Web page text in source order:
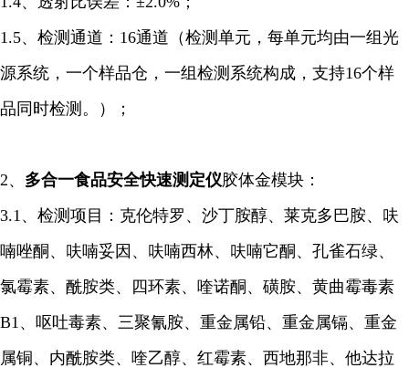
1.5、检测通道：16通道（检测单元，每单元均由一组光
源系统，一个样品仓，一组检测系统构成，支持16个样
品同时检测。）；
2、 多合一食品安全快速测定仪胶体金模块：
3.1、检测项目：克伦特罗、沙丁胺醇、莱克多巴胺、呋
喃唑酮、呋喃妥因、呋喃西林、呋喃它酮、孔雀石绿、
氯霉素、酰胺类、四环素、喹诺酮、磺胺、黄曲霉毒素
B1、呕吐毒素、三聚氰胺、重金属铅、重金属镉、重金
属铜、内酰胺类、喹乙醇、红霉素、西地那非、他达拉